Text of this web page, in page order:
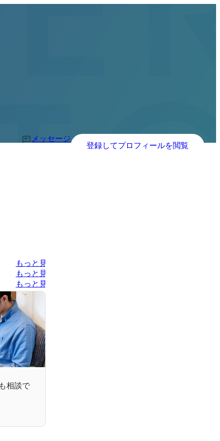
メッセージ
登録してプロフィールを閲覧
もっと見る
もっと見る
もっと見る
相談で